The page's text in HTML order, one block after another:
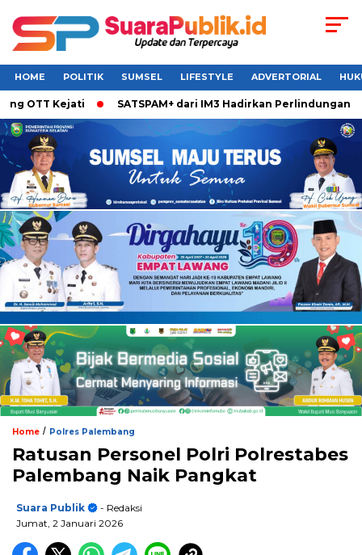
HOME POLITIK SUMSEL LIFESTYLE ADVERTORIAL
Kejati SATSPAM+ dari IM3 Hadirkan Perlindungan
Home / Polres Palembang
Ratusan Personel Polri Polrestabes
Palembang Naik Pangkat
Suara Publik
- Redaksi
Jumat, 2 Januari 2026